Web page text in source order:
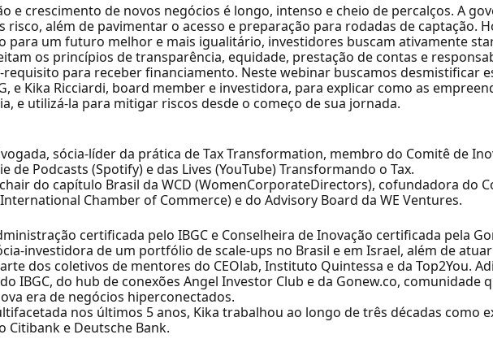
e crescimento de novos negócios é longo, intenso e cheio de percalços. A
risco, além de pavimentar o acesso e preparação para rodadas de captação.
para um futuro melhor e mais igualitário, investidores buscam ativamente
os princípios de transparência, equidade, prestação de contas e
para receber financiamento. Neste webinar buscamos desmistificar
e Kika Ricciardi, board member e investidora, para explicar como as
e utilizá-la para mitigar riscos desde o começo de sua jornada.
sócia-líder da prática de Tax Transformation, membro do Comitê de
de Podcasts (Spotify) e das Lives (YouTube) Transformando o Tax.
do capítulo Brasil da WCD (WomenCorporateDirectors), cofundadora do
Chamber of Commerce) e do Advisory Board da WE Ventures.
certificada pelo IBGC e Conselheira de Inovação certificada pela
investidora de um portfólio de scale-ups no Brasil e em Israel, além de
dos coletivos de mentores do CEOlab, Instituto Quintessa e da Top2You.
IBGC, do hub de conexões Angel Investor Club e da Gonew.co,
era de negócios hiperconectados.
nos últimos 5 anos, Kika trabalhou ao longo de três décadas como
Citibank e Deutsche Bank.